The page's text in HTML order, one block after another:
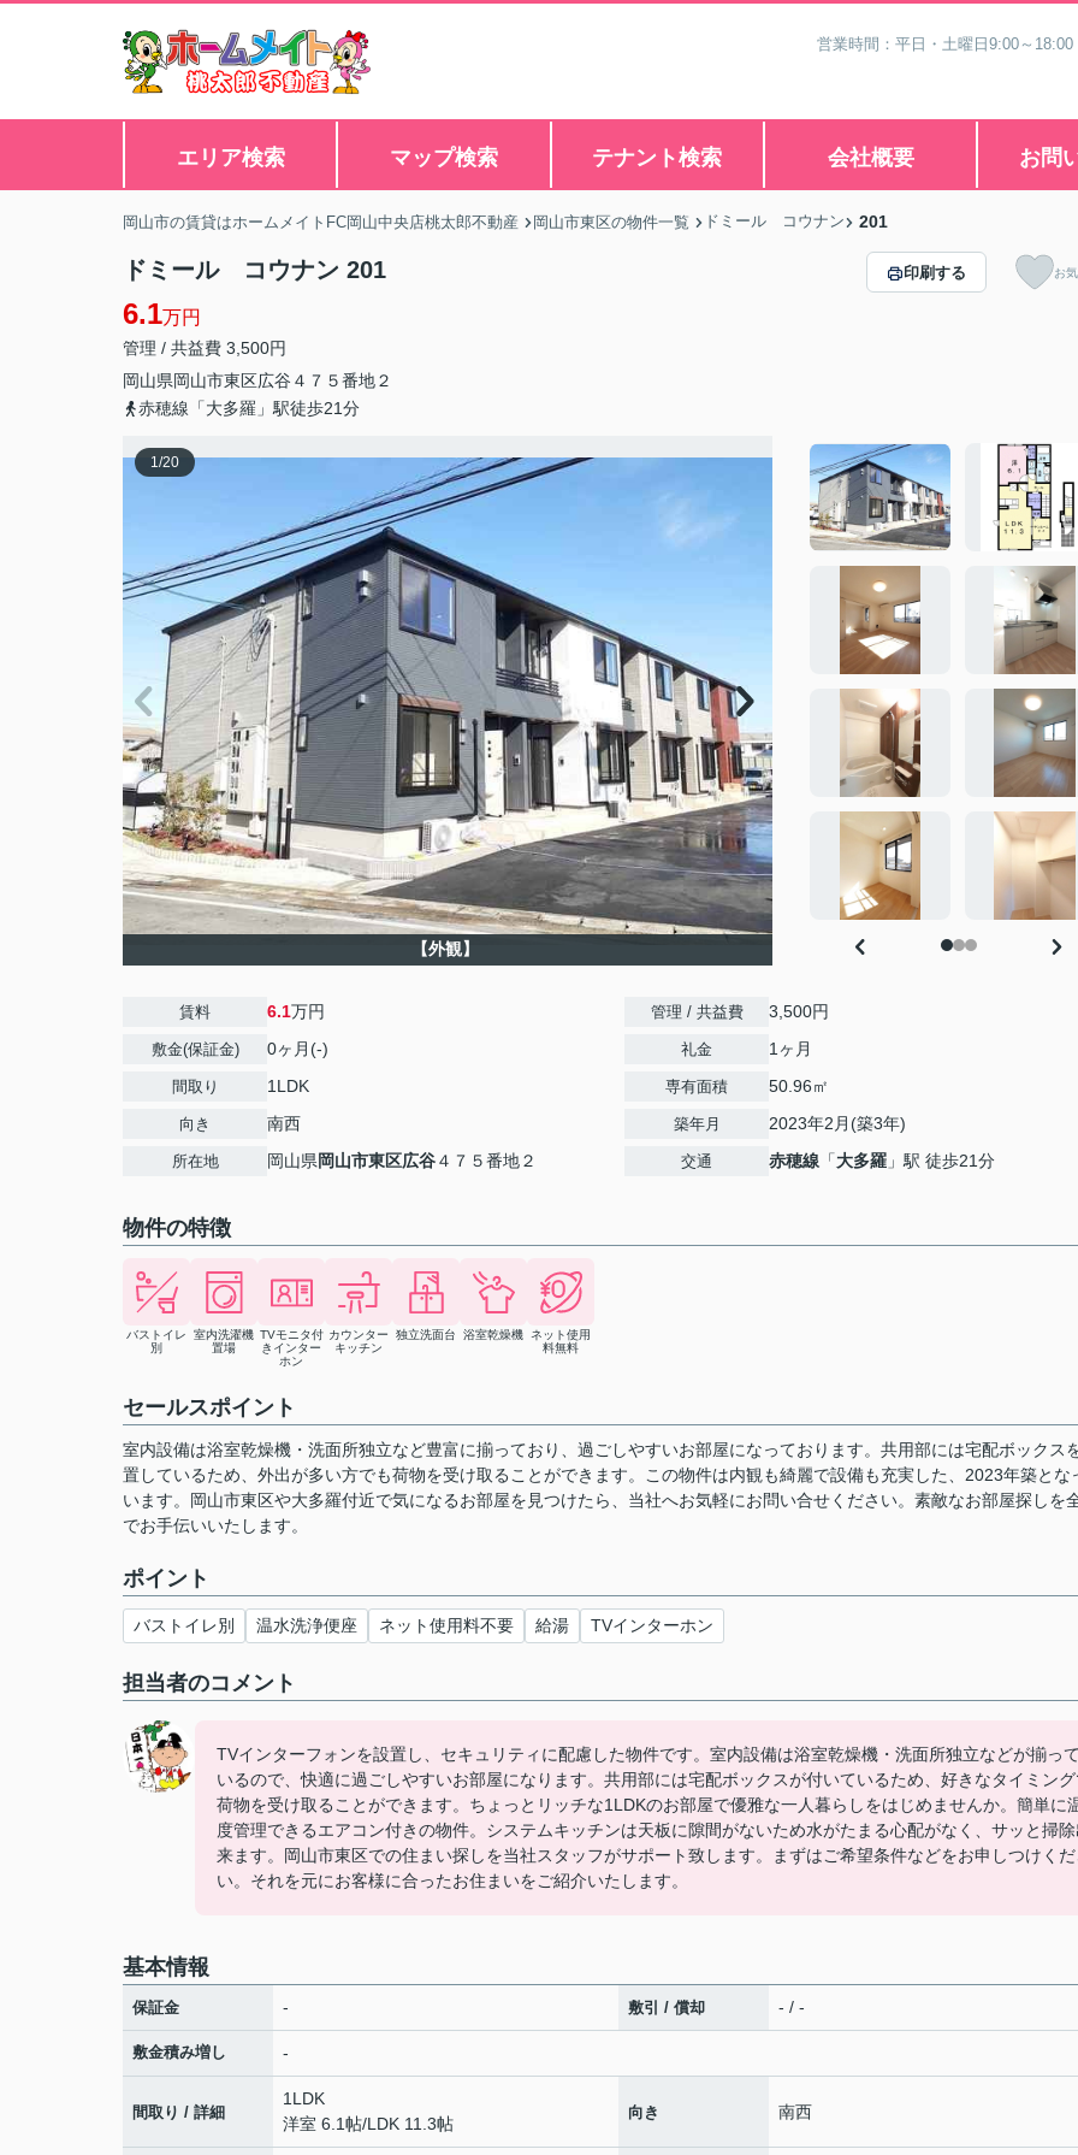
営業時間：平日・土曜日9:00～
エリア検索 マップ検索 テナント検索 会社概要 お問
岡山市の賃貸はホームメイトFC岡山中央店桃太郎不動産 岡山市東区の物件一覧 ドミール コウナン 201
ドミール コウナン 201
6.1万円
管理 / 共益費 3,500円
岡山県岡山市東区広谷 ４７５番地２
赤穂線「大多羅」駅徒歩21分
印刷する お
1/20
【外観】
賃料 6.1万円
敷金(保証金) 0ヶ月(-)
間取り 1LDK
向き 南西
所在地 岡山県岡山市東区広谷４７５番地２
管理 / 共益費 3,500円
礼金 1ヶ月
専有面積 50.96㎡
築年月 2023年2月(築3年)
交通 赤穂線 「大多羅 」駅 徒歩21分
物件の特徴
バストイレ
別
室内洗濯機
置場
TVモニタ付
きインター
ホン
カウンター
キッチン
独立洗面台 浴室乾燥機 ネット使用
料無料
セールスポイント
室内設備は浴室乾燥機・洗面所独立など豊富に揃っており、過ごしやすいお部屋になっております。共用部には宅配ボックス
置しているため、外出が多い方でも荷物を受け取ることができます。この物件は内観も綺麗で設備も充実した、2023年築とな
います。岡山市東区や大多羅付近で気になるお部屋を見つけたら、当社へお気軽にお問い合せください。素敵なお部屋探しを
でお手伝いいたします。
ポイント
バストイレ別 温水洗浄便座 ネット使用料不要 給湯 TVインターホン
担当者のコメント
TVインターフォンを設置し、セキュリティに配慮した物件です。室内設備は浴室乾燥機・洗面所独立などが揃っ
いるので、快適に過ごしやすいお部屋になります。共用部には宅配ボックスが付いているため、好きなタイミン
荷物を受け取ることができます。ちょっとリッチな1LDKのお部屋で優雅な一人暮らしをはじめませんか。簡単に
度管理できるエアコン付きの物件。システムキッチンは天板に隙間がないため水がたまる心配がなく、サッと掃
来ます。岡山市東区での住まい探しを当社スタッフがサポート致します。まずはご希望条件などをお申しつけく
い。それを元にお客様に合ったお住まいをご紹介いたします。
基本情報
保証金 - 敷引 / 償却 - / -
敷金積み増し -
間取り / 詳細
1LDK
洋室 6.1帖/LDK 11.3帖
向き 南西